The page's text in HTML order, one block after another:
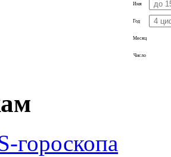
Имя
Год
Месяц
Число
гороскопа